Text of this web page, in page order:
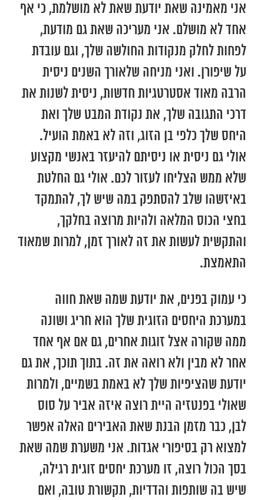
אני מאמינה שאת יודעת שאת לא מושלמת, כי אף
אחד לא מושלם. אני מעריכה שאת גם מודעת,
לפחות לחלק מנקודות החולשה שלך, וגם עובדת
על שיפורן. ואני מניחה שלאורך השנים ניסית
הרבה מאוד אסטרטגיות חדשות, ניסית לשנות את
דרכי התגובה שלך, את נקודת המבט שלך ואת
היחס שלך כלפי בן הזוג, וזה לא באמת הועיל.
אולי גם ניסית או ניסיתם להיעזר באנשי מקצוע
שלא ממש הצליחו לעזור לכם. אולי גם החלטת
באיזשהו שלב להסתפק במה שיש לך, להתמקד
בחצי הכוס המלאה ולהיות מרוצה בחלקך,
והתקשית לעשות את זה לאורך זמן, למרות שמאוד
התאמצת.
כי עמוק בפנים, את יודעת שמה שאת חווה
במערכת היחסים הזוגית שלך הוא חריג ושונה
ממה שקורה אצל זוגות אחרים, גם אם אף אחד
אחר לא מבין ולא רואה את זה. בתוך תוכך, את גם
יודעת שהציפיות שלך לא באמת בשמיים, ולמרות
שאולי בפנטזיה היית רוצה איזה אביר על סוס
לבן, כבר מזמן הבנת שאת האבירים האלה אפשר
למצוא רק בסיפורי אגדות. אני משערת שמה שאת
בסך הכול רוצה, זו מערכת יחסים זוגית רגילה,
שיש בה שותפות והדדיות, תקשורת טובה, ואם